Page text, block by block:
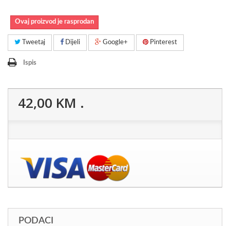
Ovaj proizvod je rasprodan
Tweetaj Dijeli Google+ Pinterest
Ispis
42,00 KM .
PODACI